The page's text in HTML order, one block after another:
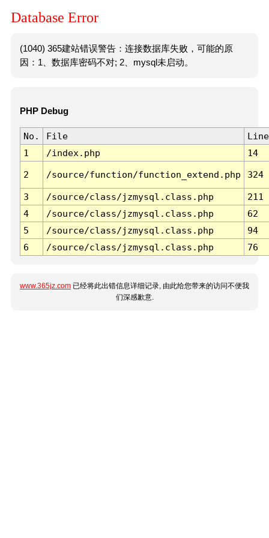
Database Error
(1040) 365建站错误警告：连接数据库失败，可能的原
因：1、数据库密码不对; 2、mysql未启动。
PHP Debug
No. File
Line
1
/index.php 14
2 /source/function/function_extend.php 324
3 /source/class/jzmysql.class.php
211
4
/source/class/jzmysql.class.php
62
5
/source/class/jzmysql.class.php
94
6
/source/class/jzmysql.class.php 76
www.365jz.com 已经将此出错信息详细记录, 由此给您带来的访问不便我
们深感歉意.